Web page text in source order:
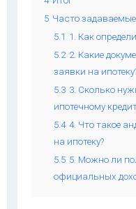
5 Часто
5.1 1. Как
5.2 2. Какие
заявки на
5.3 3. Сколько
ипотечному
5.4 4. Что такое
на ипотеку?
5.5 5. Можно ли
официальных